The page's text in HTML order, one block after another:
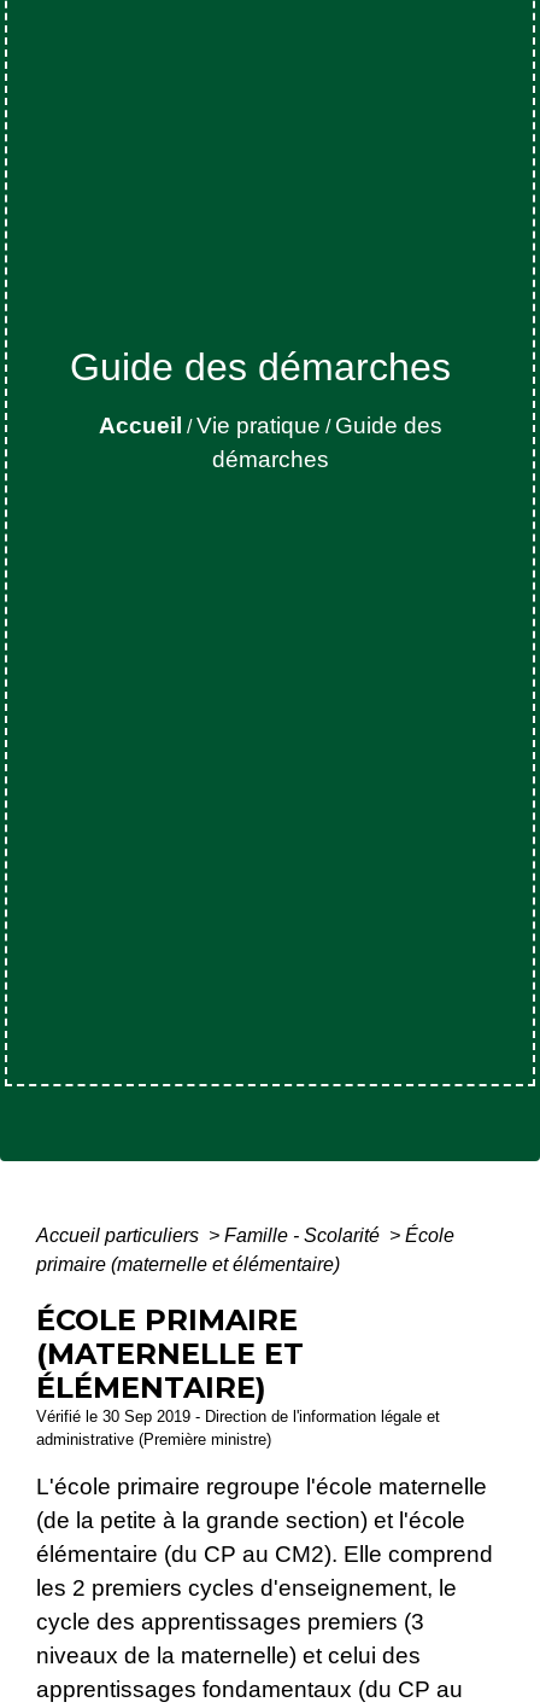
Guide des démarches
Accueil /Vie pratique / Guide des
démarches
Accueil particuliers > Famille - Scolarité > École
primaire (maternelle et élémentaire)
ÉCOLE PRIMAIRE
(MATERNELLE ET
ÉLÉMENTAIRE)
Vérifié le 30 Sep 2019 - Direction de l'information légale et
administrative (Première ministre)
L'école primaire regroupe l'école maternelle
(de la petite à la grande section) et l'école
élémentaire (du CP au CM2). Elle comprend
les 2 premiers cycles d'enseignement, le
cycle des apprentissages premiers (3
niveaux de la maternelle) et celui des
apprentissages fondamentaux (du CP au